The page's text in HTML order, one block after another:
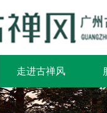
走进古禅风